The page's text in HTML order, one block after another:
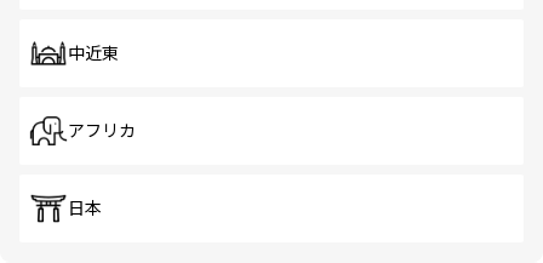
中近東
アフリカ
日本